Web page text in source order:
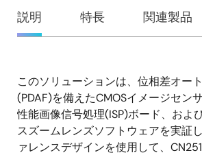
概
要
説明 特長 関連製品
説
明
このソリューションは、位相差オー
(PDAF)を備えたCMOSイメージセン
性能画像信号処理(ISP)ボード、およ
スズームレンズソフトウェアを実証
ァレンスデザインを使用して、